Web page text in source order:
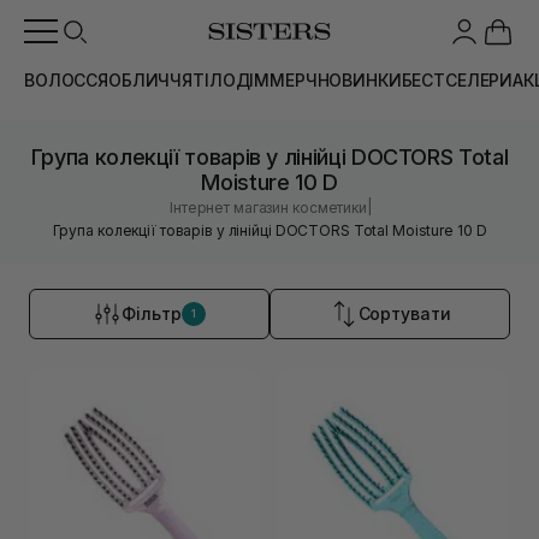
ВОЛОССЯОБЛИЧЧЯТІЛОДІММЕРЧНОВИНКИБЕСТСЕЛЕРИ
Група колекції товарів у лінійці DOCTORS Total
Moisture 10 D
Інтернет магазин косметики
Група колекції товарів у лінійці DOCTORS Total Moisture 10 D
Фільтр 1 Сортувати